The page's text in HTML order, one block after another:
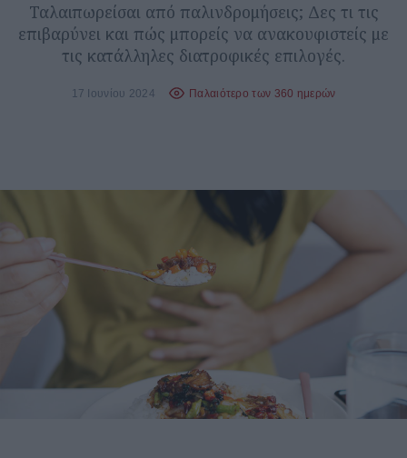
Ταλαιπωρείσαι από παλινδρομήσεις; Δες τι τις
επιβαρύνει και πώς μπορείς να ανακουφιστείς με
τις κατάλληλες διατροφικές επιλογές.
17 Ιουνίου 2024 Παλαιότερο των 360 ημερών